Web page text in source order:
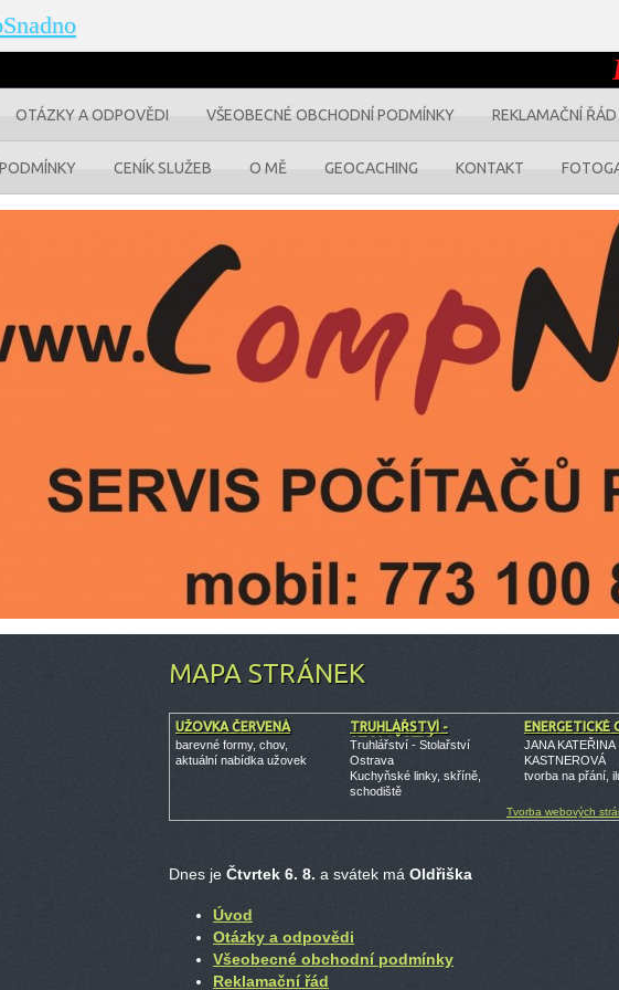
OTÁZKY A ODPOVĚDI VŠEOBECNÉ OBCHODNÍ PODMÍNKY REKLAMAČNÍ ŘÁD
CENÍK SLUŽEB O MĚ GEOCACHING KONTAKT
MAPA STRÁNEK
UŽOVKA ČERVENÁ
barevné formy, chov,
aktuální nabídka užovek
TRUHLÁŘSTVÍ -
STOLAŘSTVÍ
Truhlářství - Stolařství
Ostrava
Kuchyňské linky, skříně,
schodiště
ENERGETICKÉ
JANA KATEŘINA
KASTNEROVÁ
tvorba na přání,
Tvorba webových
Dnes je Čtvrtek 6. 8. a svátek má Oldřiška
Úvod
Otázky a odpovědi
Všeobecné obchodní podmínky
Reklamační řád